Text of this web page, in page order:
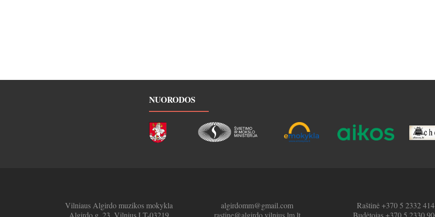
NUORODOS
Vilniaus Algirdo muzikos mokykla
Algirdo g. 23, Vilnius LT-03219
algirdomm@gmail.com
rastine@algirdo.vilnius.lm.lt
Raštinė +370 5 2332 414
Budėtojas +370 5 2330